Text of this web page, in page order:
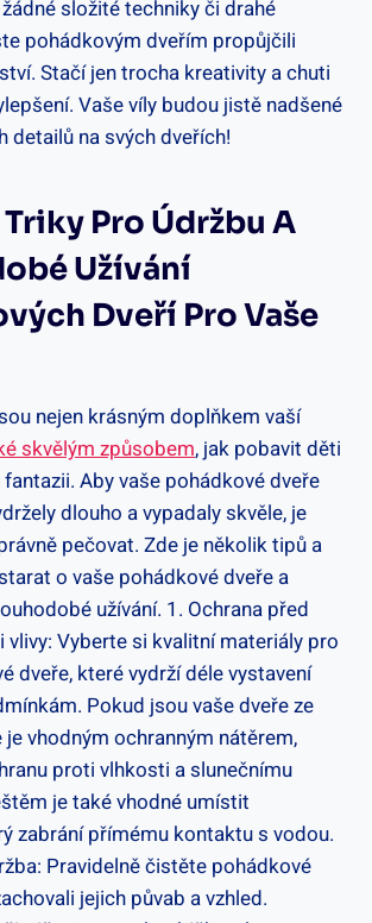
složité techniky či drahé
pohádkovým dveřím propůjčili
Stačí jen trocha kreativity a chuti
Vaše víly budou jistě nadšené
detailů na svých dveřích!
Triky Pro Údržbu A
Užívání
Dveří Pro Vaše
nejen krásným doplňkem vaší
skvělým způsobem, jak pobavit děti
Aby vaše pohádkové dveře
dlouho a vypadaly skvěle, je
pečovat. Zde je několik tipů a
o vaše pohádkové dveře a
užívání. 1. Ochrana před
Vyberte si kvalitní materiály pro
dveře, které vydrží déle vystavení
Pokud jsou vaše dveře ze
vhodným ochranným nátěrem,
proti vlhkosti a slunečnímu
je také vhodné umístit
zabrání přímému kontaktu s vodou.
Pravidelně čistěte pohádkové
jejich půvab a vzhled.